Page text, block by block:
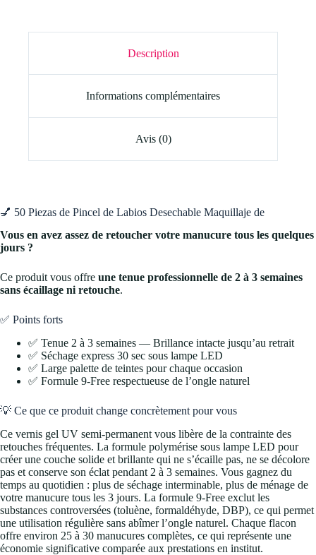
Description
Informations complémentaires
Avis (0)
💅 50 Piezas de Pincel de Labios Desechable Maquillaje de
Vous en avez assez de retoucher votre manucure tous les quelques
jours ?
Ce produit vous offre une tenue professionnelle de 2 à 3 semaines
sans écaillage ni retouche.
✅ Points forts
✅ Tenue 2 à 3 semaines — Brillance intacte jusqu’au retrait
✅ Séchage express 30 sec sous lampe LED
✅ Large palette de teintes pour chaque occasion
✅ Formule 9-Free respectueuse de l’ongle naturel
💡 Ce que ce produit change concrètement pour vous
Ce vernis gel UV semi-permanent vous libère de la contrainte des
retouches fréquentes. La formule polymérise sous lampe LED pour
créer une couche solide et brillante qui ne s’écaille pas, ne se décolore
pas et conserve son éclat pendant 2 à 3 semaines. Vous gagnez du
temps au quotidien : plus de séchage interminable, plus de ménage de
votre manucure tous les 3 jours. La formule 9-Free exclut les
substances controversées (toluène, formaldéhyde, DBP), ce qui permet
une utilisation régulière sans abîmer l’ongle naturel. Chaque flacon
offre environ 25 à 30 manucures complètes, ce qui représente une
économie significative comparée aux prestations en institut.